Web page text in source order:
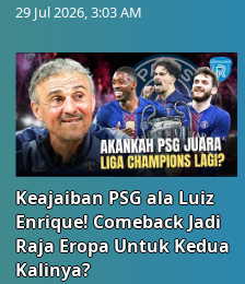
29 Jul 2026, 3:03 AM
Keajaiban PSG ala Luiz
Enrique! Comeback Jadi
Raja Eropa Untuk Kedua
Kalinya?